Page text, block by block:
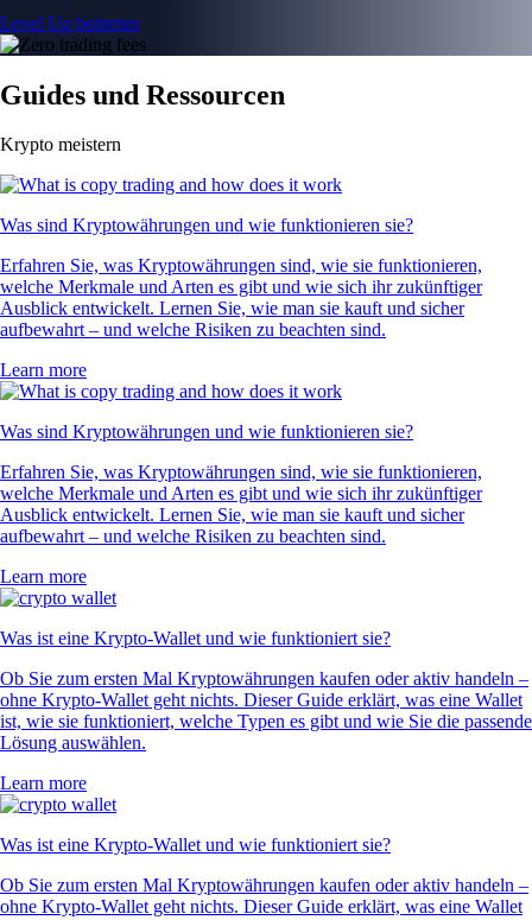
Level Up beitreten
Guides und Ressourcen
Krypto meistern
Was sind Kryptowährungen und wie funktionieren sie?
Erfahren Sie, was Kryptowährungen sind, wie sie funktionieren,
welche Merkmale und Arten es gibt und wie sich ihr zukünftiger
Ausblick entwickelt. Lernen Sie, wie man sie kauft und sicher
aufbewahrt – und welche Risiken zu beachten sind.
Learn more
Was sind Kryptowährungen und wie funktionieren sie?
Erfahren Sie, was Kryptowährungen sind, wie sie funktionieren,
welche Merkmale und Arten es gibt und wie sich ihr zukünftiger
Ausblick entwickelt. Lernen Sie, wie man sie kauft und sicher
aufbewahrt – und welche Risiken zu beachten sind.
Learn more
Was ist eine Krypto-Wallet und wie funktioniert sie?
Ob Sie zum ersten Mal Kryptowährungen kaufen oder aktiv handeln –
ohne Krypto-Wallet geht nichts. Dieser Guide erklärt, was eine Wallet
ist, wie sie funktioniert, welche Typen es gibt und wie Sie die passende
Lösung auswählen.
Learn more
Was ist eine Krypto-Wallet und wie funktioniert sie?
Ob Sie zum ersten Mal Kryptowährungen kaufen oder aktiv handeln –
ohne Krypto-Wallet geht nichts. Dieser Guide erklärt, was eine Wallet